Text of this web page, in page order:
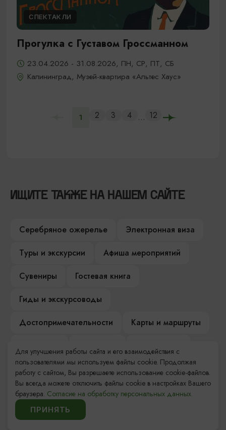
СПЕКТАКЛИ
Прогулка с Густавом Гроссманном
23.04.2026 - 31.08.2026, ПН, СР, ПТ, СБ
Калининград, Музей-квартира «Альтес Хаус»
1 2 3 4 ... 12
ИЩИТЕ ТАКЖЕ НА НАШЕМ САЙТЕ
Серебряное ожерелье
Электронная виза
Туры и экскурсии
Афиша мероприятий
Сувениры
Гостевая книга
Гиды и экскурсоводы
Достопримечательности
Карты и маршруты
Компас Балтийской кухни
Настоящий Калининградец
Музеи
Для улучшения работы сайта и его взаимодействия с
пользователями мы используем файлы cookie. Продолжая
работу с сайтом, Вы разрешаете использование cookie-файлов.
Вы всегда можете отключить файлы cookie в настройках Вашего
браузера. Согласие на обработку персональных данных.
ПРИНЯТЬ